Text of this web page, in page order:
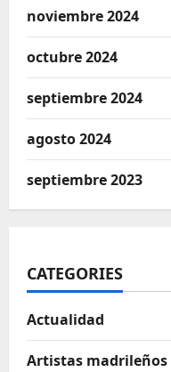
noviembre 2024
octubre 2024
septiembre 2024
agosto 2024
septiembre 2023
CATEGORIES
Actualidad
Artistas madrileños